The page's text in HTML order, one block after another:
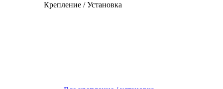
Крепление / Установка